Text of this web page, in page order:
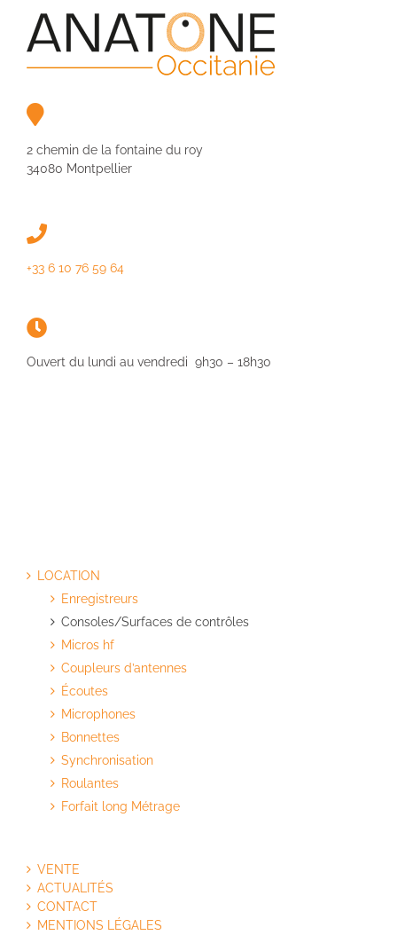
2 chemin de la fontaine du roy
34080 Montpellier
+33 6 10 76 59 64
Ouvert du lundi au vendredi 9h30 – 18h30
LOCATION
Enregistreurs
Consoles/Surfaces de contrôles
Micros hf
Coupleurs d’antennes
Écoutes
Microphones
Bonnettes
Synchronisation
Roulantes
Forfait long Métrage
VENTE
ACTUALITÉS
CONTACT
MENTIONS LÉGALES